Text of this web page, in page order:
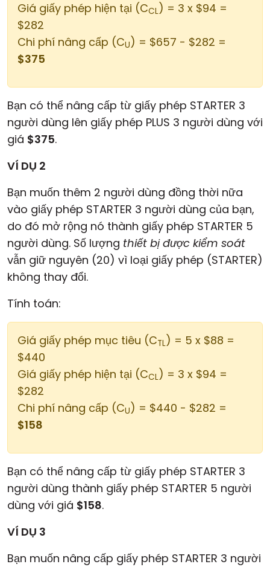
Giá giấy phép hiện tại (CCL) = 3 x $94 =
$282
Chi phí nâng cấp (CU) = $657 - $282 =
$375
Bạn có thể nâng cấp từ giấy phép STARTER 3
người dùng lên giấy phép PLUS 3 người dùng với
giá $375.
VÍ DỤ 2
Bạn muốn thêm 2 người dùng đồng thời nữa
vào giấy phép STARTER 3 người dùng của bạn,
do đó mở rộng nó thành giấy phép STARTER 5
người dùng. Số lượng thiết bị được kiểm soát
vẫn giữ nguyên (20) vì loại giấy phép (STARTER)
không thay đổi.
Tính toán:
Giá giấy phép mục tiêu (CTL) = 5 x $88 =
$440
Giá giấy phép hiện tại (CCL) = 3 x $94 =
$282
Chi phí nâng cấp (CU) = $440 - $282 =
$158
Bạn có thể nâng cấp từ giấy phép STARTER 3
người dùng thành giấy phép STARTER 5 người
dùng với giá $158.
VÍ DỤ 3
Bạn muốn nâng cấp giấy phép STARTER 3 người